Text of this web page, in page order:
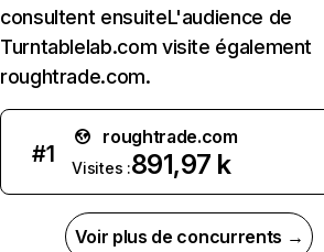
consultent ensuiteL'audience de
Turntablelab.com visite également
roughtrade.com.
#1
roughtrade.com
Visites :891,97 k
Voir plus de concurrents →